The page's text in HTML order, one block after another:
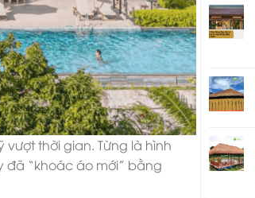
thời gian. Từng là hình
đã “khoác áo mới” bằng